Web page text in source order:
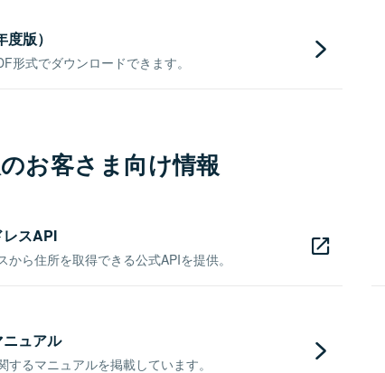
版）
形式でダウンロードできます。
お客さま向け情報
スAPI
ら住所を取得できる公式APIを提供。
ュアル
るマニュアルを掲載しています。